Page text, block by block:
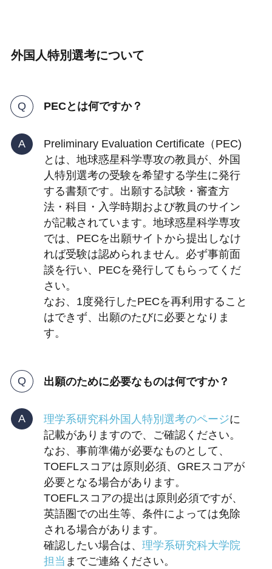
外国人特別選考について
PECとは何ですか？
Preliminary Evaluation Certificate（PEC)
とは、地球惑星科学専攻の教員が、外国
人特別選考の受験を希望する学生に発行
する書類です。出願する試験・審査方
法・科目・入学時期および教員のサイン
が記載されています。地球惑星科学専攻
では、PECを出願サイトから提出しなけ
れば受験は認められません。必ず事前面
談を行い、PECを発行してもらってくだ
さい。
なお、1度発行したPECを再利用すること
はできず、出願のたびに必要となりま
す。
出願のために必要なものは何ですか？
理学系研究科外国人特別選考のページに
記載がありますので、ご確認ください。
なお、事前準備が必要なものとして、
TOEFLスコアは原則必須、GREスコアが
必要となる場合があります。
TOEFLスコアの提出は原則必須ですが、
英語圏での出生等、条件によっては免除
される場合があります。
確認したい場合は、 理学系研究科大学院
担当 までご連絡ください。